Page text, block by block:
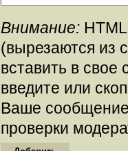
Внимание:
(вырезаются из
вставить в
введите или
Ваше
проверки